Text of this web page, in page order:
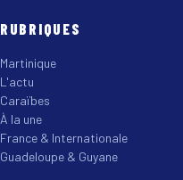
RUBRIQUES
Martinique
L'actu
Caraïbes
À la une
France & Internationale
Guadeloupe & Guyane